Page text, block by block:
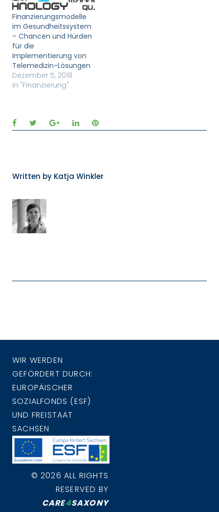
Finanzierungsmodelle
im Gesundheitssystem
– Chancen und Hürden
für die
Implementierung von
Telemedizin-Lösungen
Dezember 5, 2018
In "Finanzierung"
Facebook
TwitterGoogle+
LinkedInPinterest
Written by Katja Winkler
WIR WERDEN
GEFÖRDERT DURCH:
EUROPÄISCHER
SOZIALFONDS (ESF)
UND FREISTAAT
SACHSEN
© 2026 ALL RIGHTS
RESERVED BY
CARE4SAXONY